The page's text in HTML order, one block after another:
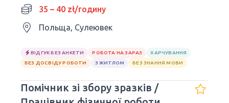
35 – 40 zł/годину
Польща, Сулеювек
ВІДГУК БЕЗ АНКЕТИ РОБОТА НА ЗАРАЗ
ХАРЧУВАННЯ
БЕЗ ДОСВІДУ РОБОТИ
З ЖИТЛОМ БЕЗ ЗНАННЯ МОВИ
Помічник зі збору зразків /